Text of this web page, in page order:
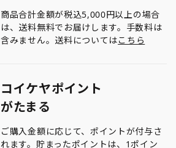
商品合計金額が税込5,000円以上の場合
は、送料無料でお届けします。手数料は
含みません。送料についてはこちら
コイケヤポイント
がたまる
ご購入金額に応じて、ポイントが付与さ
れます。貯まったポイントは、1ポイン